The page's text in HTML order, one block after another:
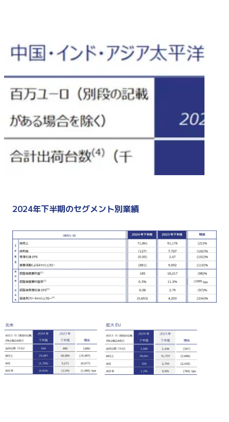
2024年下半期のセグメント別業績